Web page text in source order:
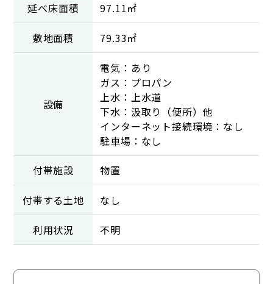
延べ床面積 97.11㎡
敷地面積 79.33㎡
設備
電気：あり
ガス：プロパン
上水：上水道
下水：汲取り（便所）他
インターネット接続環境：なし
駐車場：なし
付帯施設
物置
付帯する土地 なし
利用状況 不明